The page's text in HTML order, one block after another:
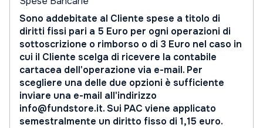
Sono addebitate al Cliente spese a titolo di
diritti fissi pari a 5 Euro per ogni operazioni di
sottoscrizione o rimborso o di 3 Euro nel caso in
cui il Cliente scelga di ricevere la contabile
cartacea dell'operazione via e-mail. Per
scegliere una delle due opzioni è sufficiente
inviare una e-mail all'indirizzo
info@fundstore.it. Sui PAC viene applicato
semestralmente un diritto fisso di 1,15 euro.